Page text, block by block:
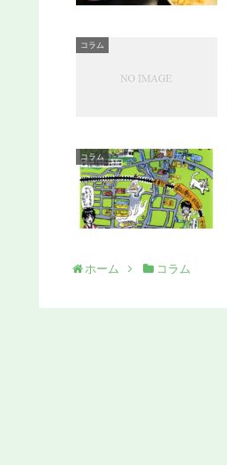
コラム
コラム
ホーム コラム